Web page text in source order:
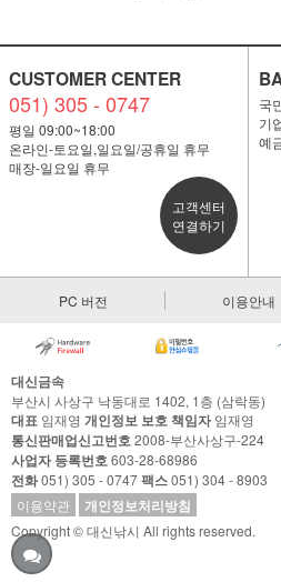
CUSTOMER CENTER
051) 305 - 0747
평일 09:00~18:00
온라인-토요일,일요일/공휴일 휴무
매장-일요일 휴무
고객센터
연결하기
국
기
예
PC 버전 이용안내
대신금속
부산시 사상구 낙동대로 1402, 1층 (삼락동)
대표 임재영 개인정보 보호 책임자임재영
통신판매업신고번호2008-부산사상구-224
사업자 등록번호603-28-68986
전화051) 305 - 0747팩스051) 304 - 8903
이용약관
개인정보처리방침
Copyright © 대신낚시 All rights reserved.